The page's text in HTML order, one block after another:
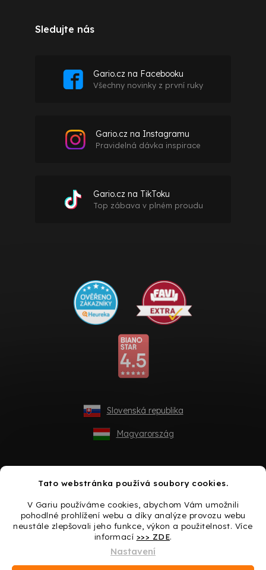
Tato webstránka používá soubory cookies.
V Gariu používáme cookies, abychom Vám umožnili
pohodlné prohlížení webu a díky analýze provozu webu
neustále zlepšovali jeho funkce, výkon a použitelnost. Více
informací >>> ZDE.
Nastavení
Sledujte nás
Gario.cz na Facebooku
Všechny novinky z první ruky
Gario.cz na Instagramu
Pravidelná dávka inspirace
Gario.cz na TikToku
Top zábava v plném proudu
Slovenská republika
Magyarország
Vytvořil Shoptet